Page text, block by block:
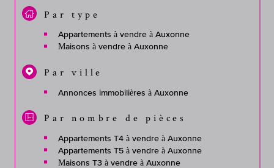
Par type
Appartements à vendre à Auxonne
Maisons à vendre à Auxonne
Par ville
Annonces immobilières à Auxonne
Par nombre de pièces
Appartements T4 à vendre à Auxonne
Appartements T5 à vendre à Auxonne
Maisons T3 à vendre à Auxonne